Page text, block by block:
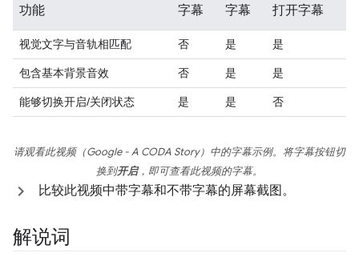
功能 字幕 字幕 打开字幕
视觉文字与音轨相匹配 否 是
是
包含基本背景音效
否 是
是
能够切换开启/关闭状态
是 是 否
请观看此视频（Google - A CODA Story）中的字幕示例。将字幕按钮切
换到开启，即可查看此视频的字幕。
比较此视频中带字幕和不带字幕的屏幕截图。
解说词